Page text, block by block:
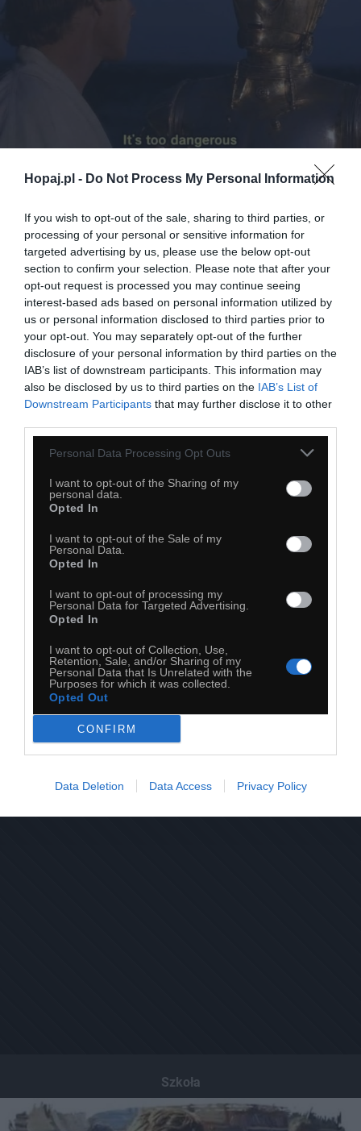
Hopaj.pl - Do Not Process My Personal Information
If you wish to opt-out of the sale, sharing to third parties, or
processing of your personal or sensitive information for
targeted advertising by us, please use the below opt-out
section to confirm your selection. Please note that after your
opt-out request is processed you may continue seeing
interest-based ads based on personal information utilized by
us or personal information disclosed to third parties prior to
your opt-out. You may separately opt-out of the further
disclosure of your personal information by third parties on the
IAB’s list of downstream participants. This information may
also be disclosed by us to third parties on the IAB’s List of
Downstream Participants that may further disclose it to other
Personal Data Processing Opt Outs
I want to opt-out of the Sharing of my
personal data.
Opted In
I want to opt-out of the Sale of my
Personal Data.
Opted In
I want to opt-out of processing my
Personal Data for Targeted Advertising.
Opted In
I want to opt-out of Collection, Use,
Retention, Sale, and/or Sharing of my
Personal Data that Is Unrelated with the
Purposes for which it was collected.
Opted Out
CONFIRM
Data Deletion Data Access Privacy Policy
35
Kopiuj link
Komentuj Dodaj do ulubionych Dodaj do przyjaciół
Roman Tyk
Komentuj Dodaj do ulubionych Dodaj do przyjaciół
Szkoła